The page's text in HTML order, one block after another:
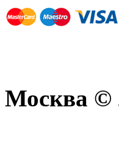
Москва ©